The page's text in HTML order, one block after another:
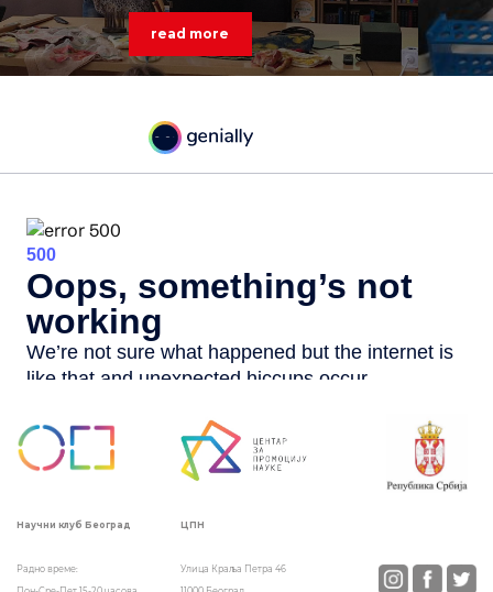
read more
Научни клуб Београд
Радно време:
ЦПН
Улица Краља Петра 46